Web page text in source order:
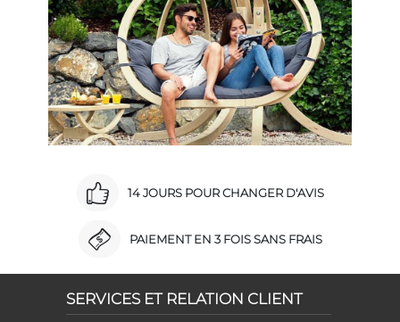
14 JOURS POUR CHANGER D'AVIS
PAIEMENT EN 3 FOIS SANS FRAIS
SERVICES ET RELATION CLIENT